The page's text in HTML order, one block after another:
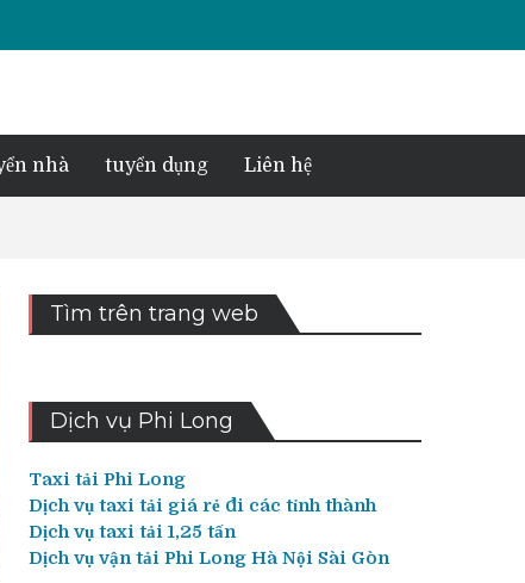
nhà tuyển dụng Liên hệ
Tìm trên trang web
Dịch vụ Phi Long
Taxi tải Phi Long
Dịch vụ taxi tải giá rẻ đi các tỉnh thành
Dịch vụ taxi tải 1,25 tấn
Dịch vụ vận tải Phi Long Hà Nội Sài Gòn